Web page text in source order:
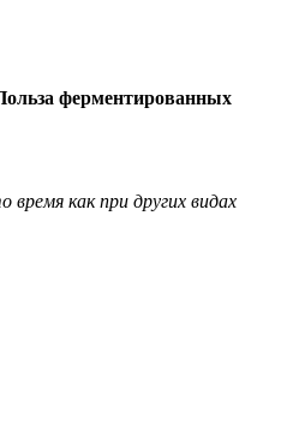
ферментированных
как при других видах